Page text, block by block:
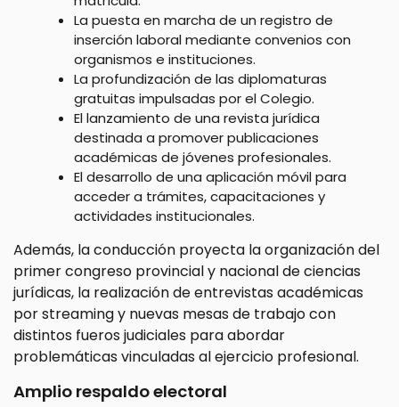
La puesta en marcha de un registro de
inserción laboral mediante convenios con
organismos e instituciones.
La profundización de las diplomaturas
gratuitas impulsadas por el Colegio.
El lanzamiento de una revista jurídica
destinada a promover publicaciones
académicas de jóvenes profesionales.
El desarrollo de una aplicación móvil para
acceder a trámites, capacitaciones y
actividades institucionales.
Además, la conducción proyecta la organización del
primer congreso provincial y nacional de ciencias
jurídicas, la realización de entrevistas académicas
por streaming y nuevas mesas de trabajo con
distintos fueros judiciales para abordar
problemáticas vinculadas al ejercicio profesional.
Amplio respaldo electoral